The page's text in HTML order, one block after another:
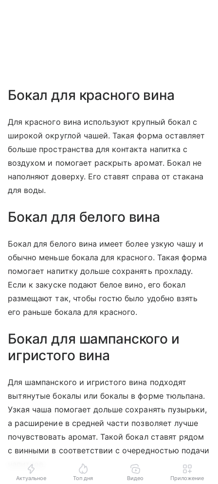
Бокал для красного вина
Для красного вина используют крупный бокал с
широкой округлой чашей. Такая форма оставляет
больше пространства для контакта напитка с
воздухом и помогает раскрыть аромат. Бокал не
наполняют доверху. Его ставят справа от стакана
для воды.
Бокал для белого вина
Бокал для белого вина имеет более узкую чашу и
обычно меньше бокала для красного. Такая форма
помогает напитку дольше сохранять прохладу.
Если к закуске подают белое вино, его бокал
размещают так, чтобы гостю было удобно взять
его раньше бокала для красного.
Бокал для шампанского и
игристого вина
Для шампанского и игристого вина подходят
вытянутые бокалы или бокалы в форме тюльпана.
Узкая чаша помогает дольше сохранять пузырьки,
а расширение в средней части позволяет лучше
почувствовать аромат. Такой бокал ставят рядом
с винными в соответствии с очередностью подачи
напитков.
Актуальное Топ дня Видео Приложение